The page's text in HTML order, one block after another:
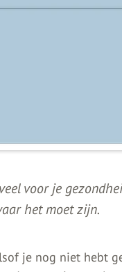
voor je
het moet zijn.
je nog niet hebt